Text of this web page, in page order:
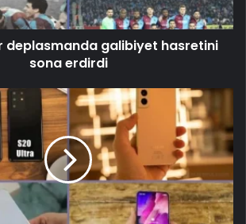
deplasmanda galibiyet hasretini
sona erdirdi